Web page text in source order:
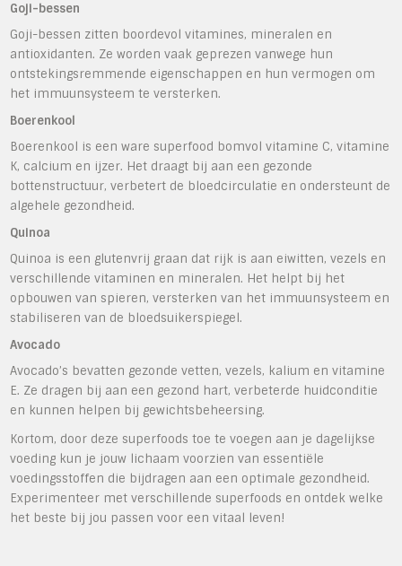
Goji-bessen
Goji-bessen zitten boordevol vitamines, mineralen en
antioxidanten. Ze worden vaak geprezen vanwege hun
ontstekingsremmende eigenschappen en hun vermogen om
het immuunsysteem te versterken.
Boerenkool
Boerenkool is een ware superfood bomvol vitamine C, vitamine
K, calcium en ijzer. Het draagt bij aan een gezonde
bottenstructuur, verbetert de bloedcirculatie en ondersteunt de
algehele gezondheid.
Quinoa
Quinoa is een glutenvrij graan dat rijk is aan eiwitten, vezels en
verschillende vitaminen en mineralen. Het helpt bij het
opbouwen van spieren, versterken van het immuunsysteem en
stabiliseren van de bloedsuikerspiegel.
Avocado
Avocado’s bevatten gezonde vetten, vezels, kalium en vitamine
E. Ze dragen bij aan een gezond hart, verbeterde huidconditie
en kunnen helpen bij gewichtsbeheersing.
Kortom, door deze superfoods toe te voegen aan je dagelijkse
voeding kun je jouw lichaam voorzien van essentiële
voedingsstoffen die bijdragen aan een optimale gezondheid.
Experimenteer met verschillende superfoods en ontdek welke
het beste bij jou passen voor een vitaal leven!